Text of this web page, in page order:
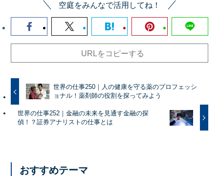
空庭をみんなで活用してね！
URLをコピーする
世界の仕事250｜人の健康を守る薬のプロフェッシ
ョナル！薬剤師の役割を探ってみよう
世界の仕事252｜金融の未来を見通す金融の探
偵！？証券アナリストの仕事とは
おすすめテーマ